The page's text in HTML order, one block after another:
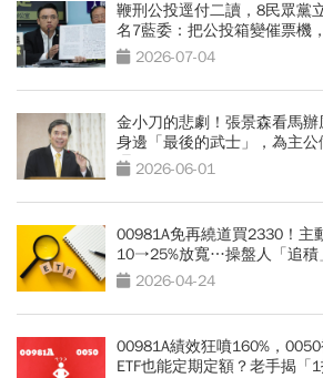
鞭刑公投逕付二讀，8民眾黨
名7藍委：把公投箱變催票機
2026-07-04
金小刀的悲劇！張景森看馬
身邊「最後的武士」，為主
理」2026-06-01
00981A免再繞道買2330！主
10→25%放寬…操盤人「追積
2026-04-24
00981A績效狂噴160%，
ETF也能定期定額？老手揭「